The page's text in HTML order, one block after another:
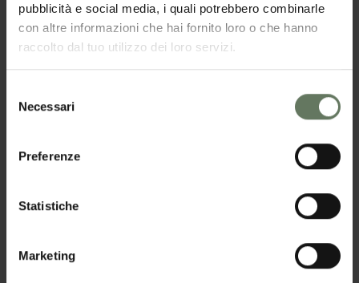
pubblicità e social media, i quali potrebbero combinarle
con altre informazioni che hai fornito loro o che hanno
raccolto dal tuo utilizzo dei loro servizi.
delNecessari
Preferenze
Statistiche
Marketing
L’olio extra vergine di oliva monocultivar Frantoio